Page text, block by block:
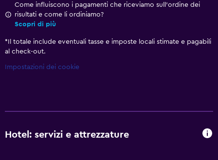
Come influiscono i pagamenti che riceviamo sull'ordine dei
risultati e come li ordiniamo?
Scopri di più
* Il totale include eventuali tasse e imposte locali stimate e pagabili
al check-out.
Impostazioni dei cookie
Hotel: servizi e attrezzature